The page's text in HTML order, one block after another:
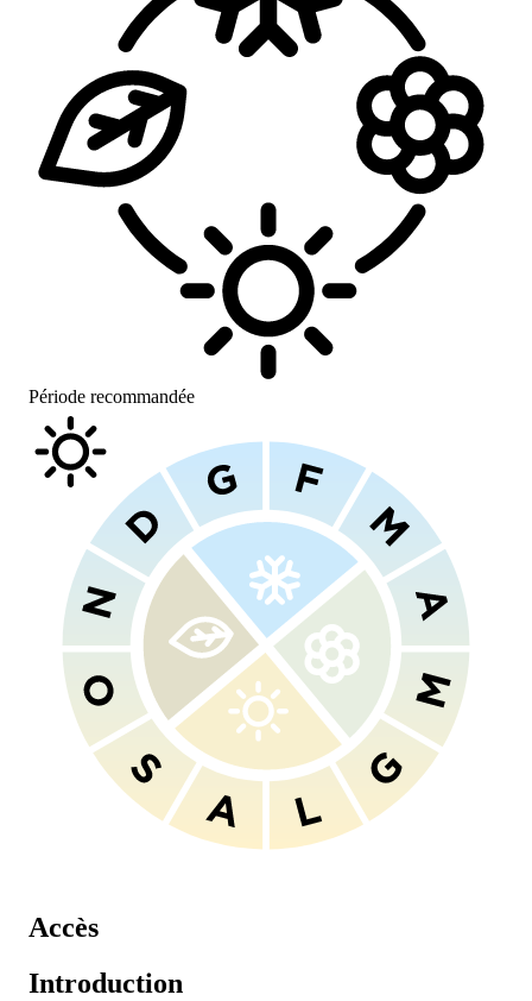
Période recommandée
Accès
Introduction